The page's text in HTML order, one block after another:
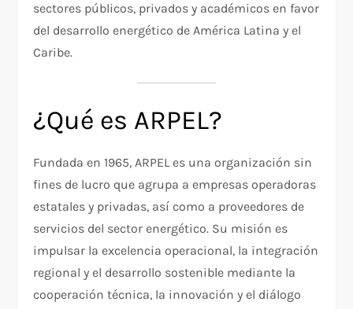
sectores públicos, privados y académicos en favor
del desarrollo energético de América Latina y el
Caribe.
¿Qué es ARPEL?
Fundada en 1965, ARPEL es una organización sin
fines de lucro que agrupa a empresas operadoras
estatales y privadas, así como a proveedores de
servicios del sector energético. Su misión es
impulsar la excelencia operacional, la integración
regional y el desarrollo sostenible mediante la
cooperación técnica, la innovación y el diálogo